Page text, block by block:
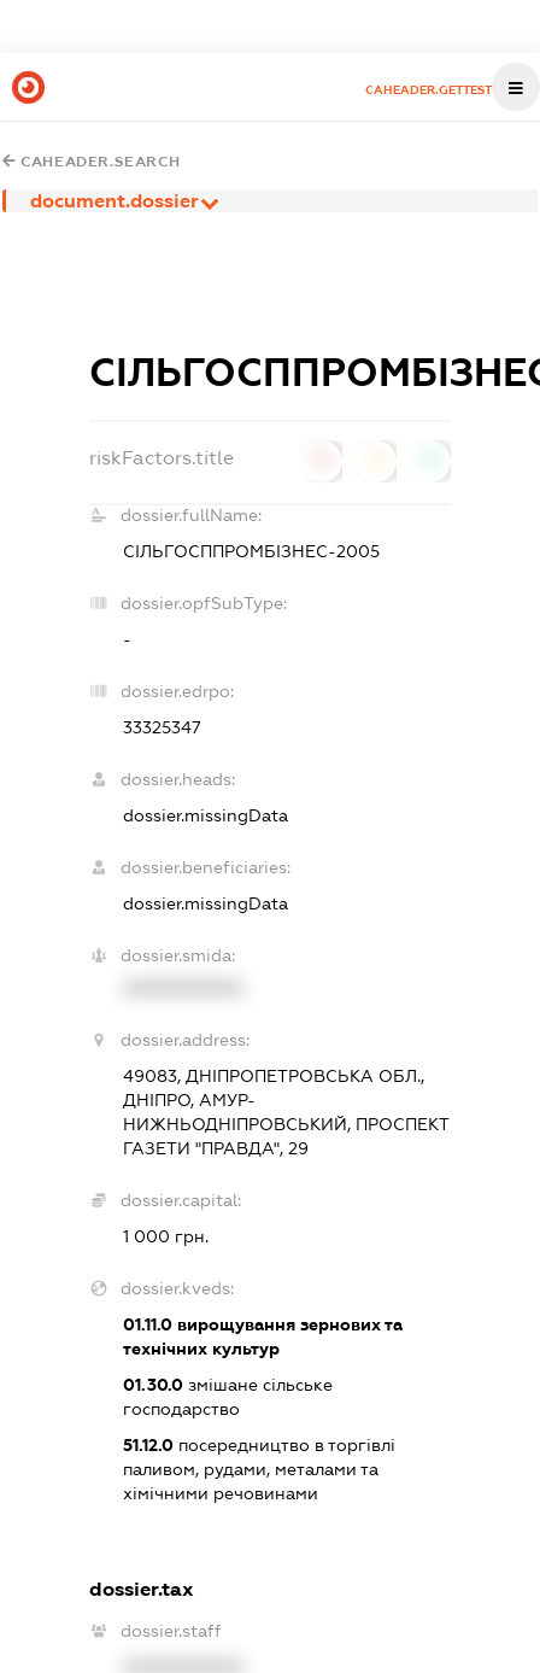
CAHEADER.GETTEST
CAHEADER.SEARCH
document.dossier
riskFactors.title
dossier.fullName:
СІЛЬГОСППРОМБІЗНЕС-2005
dossier.opfSubType:
-
dossier.edrpo:
33325347
dossier.heads:
dossier.missingData
dossier.beneficiaries:
dossier.missingData
dossier.smida:
dossier.address:
49083, ДНІПРОПЕТРОВСЬКА ОБЛ.,
ДНІПРО, АМУР-
НИЖНЬОДНІПРОВСЬКИЙ, ПРОСПЕКТ
ГАЗЕТИ "ПРАВДА", 29
dossier.capital:
1 000 грн.
dossier.kveds:
01.11.0вирощування зернових та
технічних культур
01.30.0змішане сільське
господарство
51.12.0посередництво в торгівлі
паливом, рудами, металами та
хімічними речовинами
dossier.tax
dossier.staff